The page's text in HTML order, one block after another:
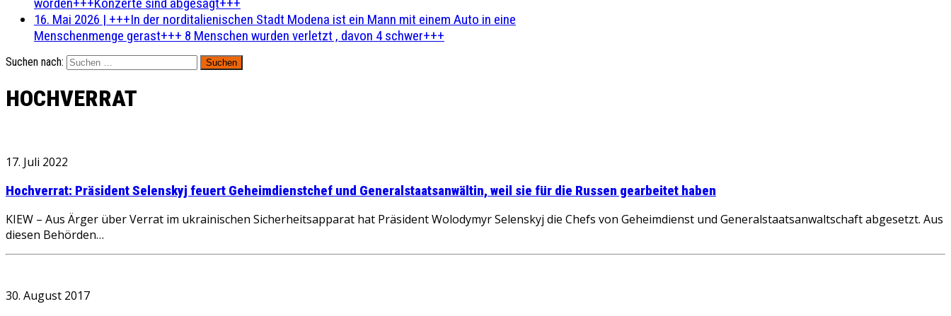
16. Mai 2026 | +++In der norditalienischen Stadt Modena ist ein Mann mit einem Auto in eine
Menschenmenge gerast+++ 8 Menschen wurden verletzt , davon 4 schwer+++
Suchen nach:
HOCHVERRAT
17. Juli 2022
Hochverrat: Präsident Selenskyj feuert Geheimdienstchef und Generalstaatsanwältin, weil sie für die Russen gearbeitet haben
KIEW – Aus Ärger über Verrat im ukrainischen Sicherheitsapparat hat Präsident Wolodymyr Selenskyj die Chefs von Geheimdienst und Generalstaatsanwaltschaft abgesetzt. Aus
diesen Behörden…
30. August 2017